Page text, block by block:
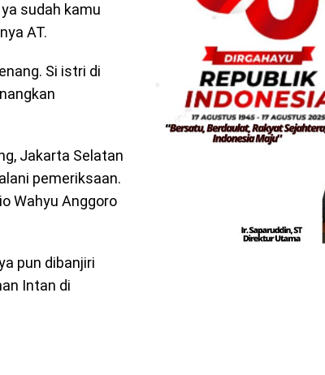
sudah kamu
AT.
Si istri di
Jakarta Selatan
pemeriksaan.
Wahyu Anggoro
pun dibanjiri
Intan di